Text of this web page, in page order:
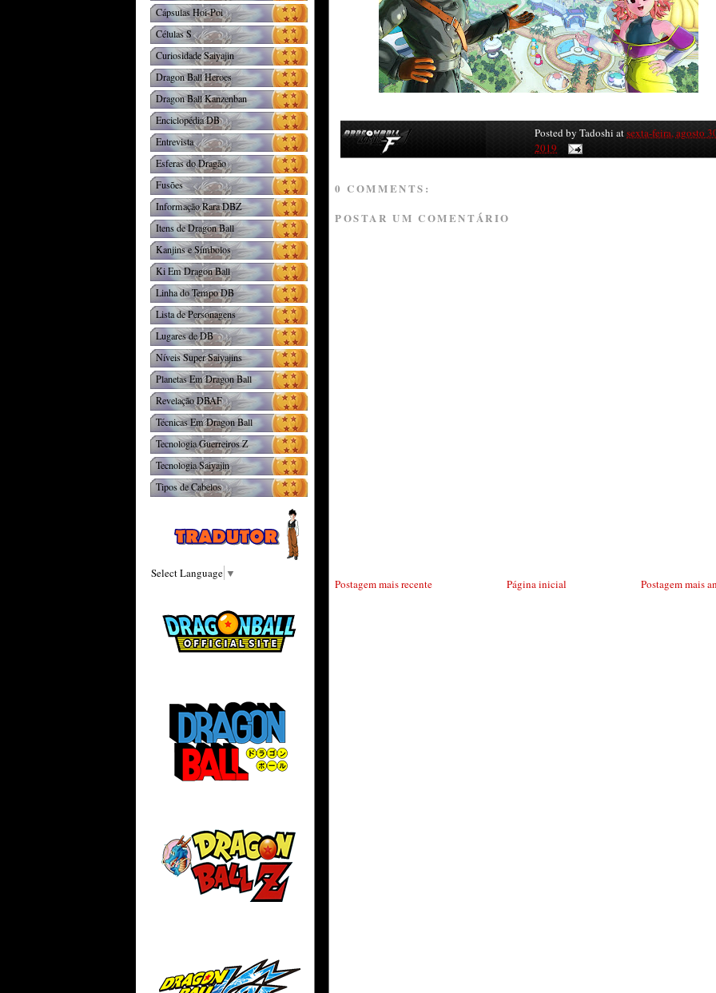
Posted by Tadoshi atsexta-feira, agosto
2019
0 COMMENTS:
POSTAR UM COMENTÁRIO
Postagem mais recente Postagem mais
Página inicial
Cápsulas Hoi-Poi
Células S
Curiosidade Saiyajin
Dragon Ball Heroes
Dragon Ball Kanzenban
Enciclopédia DB
Entrevista
Esferas do Dragão
Fusões
Informação Rara DBZ
Itens de Dragon Ball
Kanjins e Símbolos
Ki Em Dragon Ball
Linha do Tempo DB
Lista de Personagens
Lugares de DB
Níveis Super Saiyajins
Planetas Em Dragon Ball
Revelação DBAF
Técnicas Em Dragon Ball
Tecnologia Guerreiros Z
Tecnologia Saiyajin
Tipos de Cabelos
Select Language ▼